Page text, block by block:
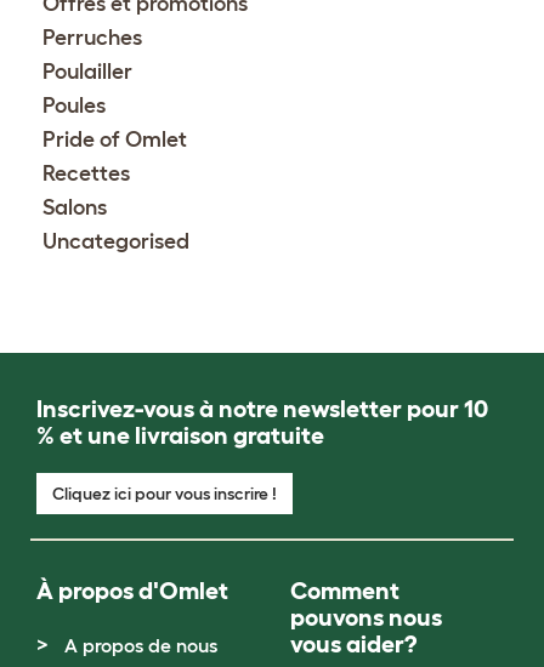
Perruches
Poulailler
Poules
Pride of Omlet
Recettes
Salons
Uncategorised
Inscrivez-vous à notre newsletter pour 10
% et une livraison gratuite
Cliquez ici pour vous inscrire !
À propos d'Omlet
A propos de nous
Comment
pouvons nous
vous aider?